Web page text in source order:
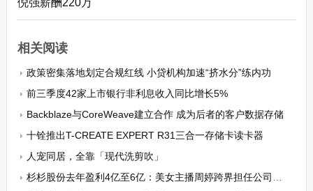
倪强薪酬220万
相关阅读
政策密集落地划定合规红线 小贷机构加速“挤水分”练内功
前三季度42家上市银行非利息收入同比增长5%
Backblaze与CoreWeave建立合作 成为后者的客户数据存储
十铨推出T-CREATE EXPERT R31三合一存储卡读卡器
人宠同居，全靠「现代洗剪吹」
杉杉股份去年盈利4亿至6亿：美女主播周婷跨界担任公司董事长、首年成绩亮眼，职工人均薪酬18万元